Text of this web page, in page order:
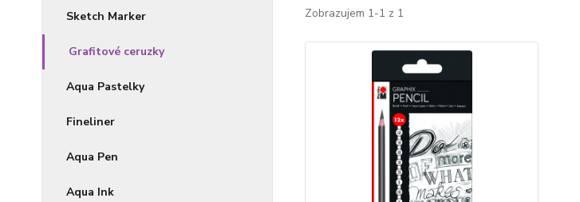
Sketch Marker
Grafitové ceruzky
Aqua Pastelky
Fineliner
Aqua Pen
Aqua Ink
Zobrazujem 1-1 z 1